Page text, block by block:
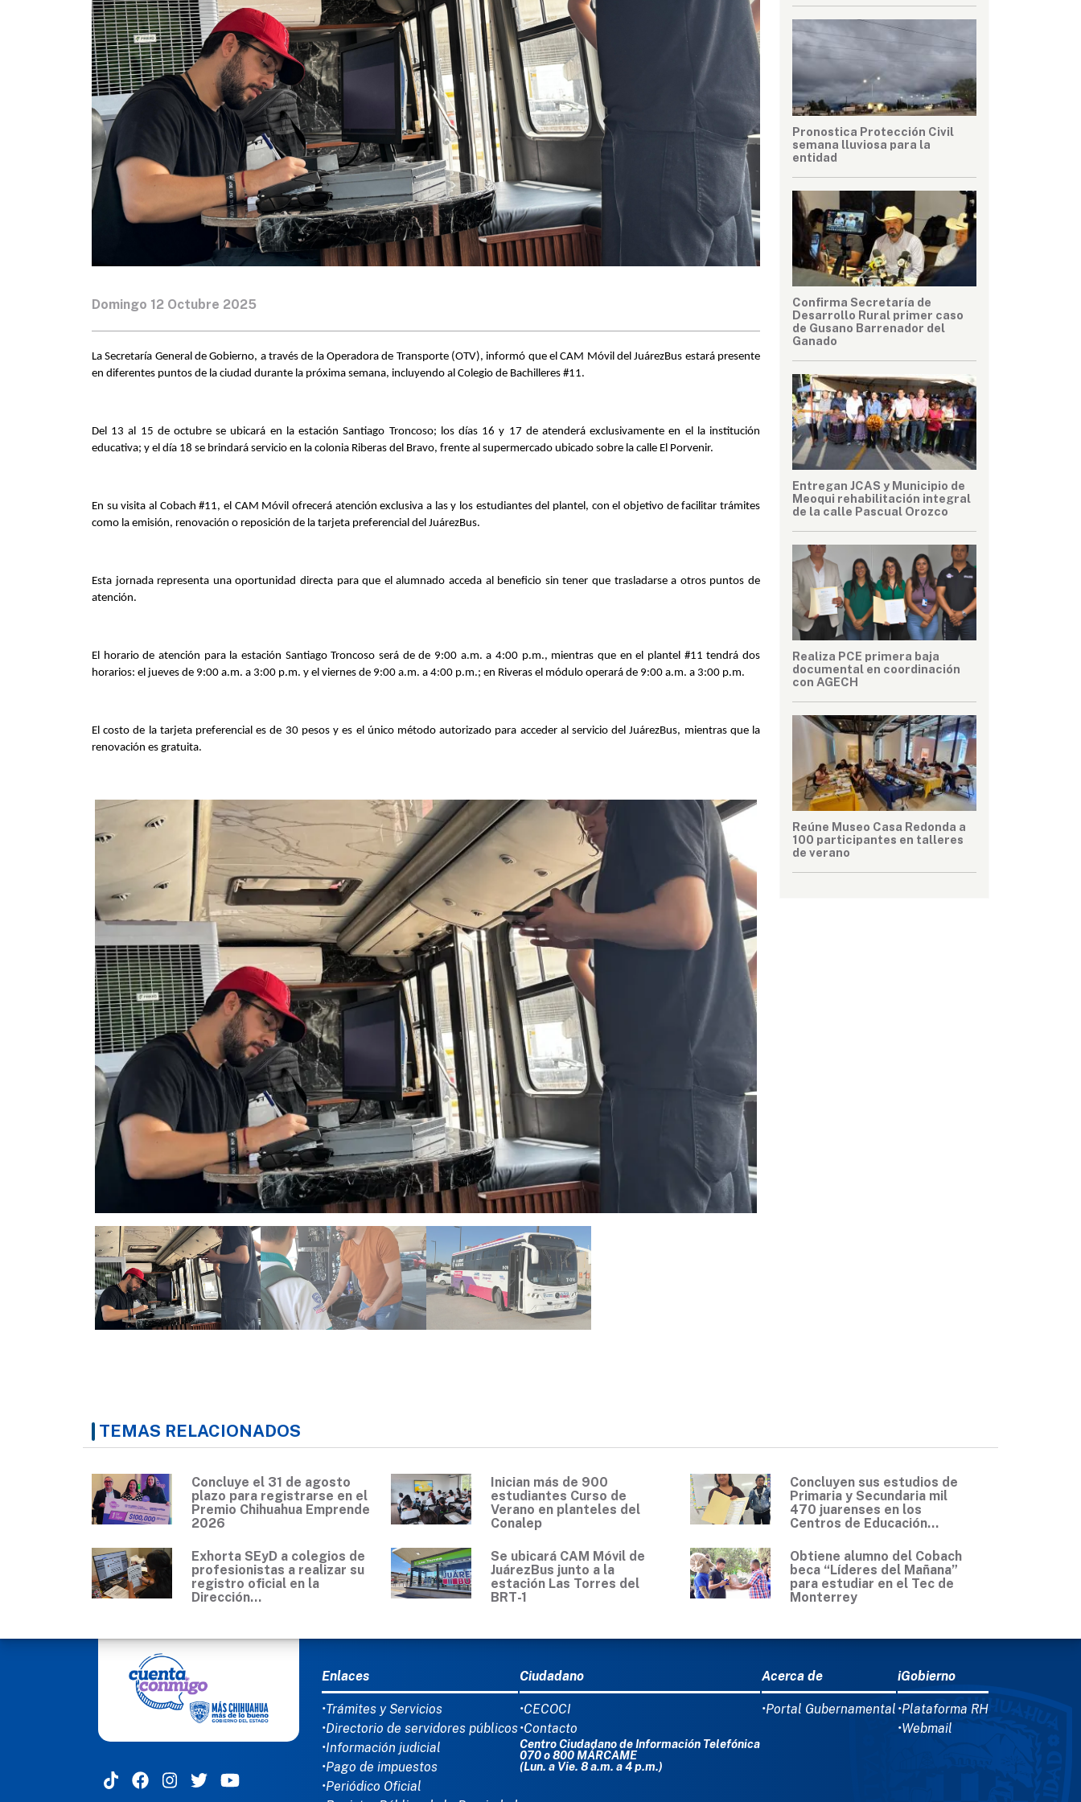
Domingo 12 Octubre 2025
La Secretaría General de Gobierno, a través de la Operadora de Transporte (OTV), informó que el CAM Móvil del JuárezBus estará presente
en diferentes puntos de la ciudad durante la próxima semana, incluyendo al Colegio de Bachilleres #11.
Del 13 al 15 de octubre se ubicará en la estación Santiago Troncoso; los días 16 y 17 de atenderá exclusivamente en el la institución
educativa; y el día 18 se brindará servicio en la colonia Riberas del Bravo, frente al supermercado ubicado sobre la calle El Porvenir.
En su visita al Cobach #11, el CAM Móvil ofrecerá atención exclusiva a las y los estudiantes del plantel, con el objetivo de facilitar trámites
como la emisión, renovación o reposición de la tarjeta preferencial del JuárezBus.
Esta jornada representa una oportunidad directa para que el alumnado acceda al beneficio sin tener que trasladarse a otros puntos de
atención.
El horario de atención para la estación Santiago Troncoso será de de 9:00 a.m. a 4:00 p.m., mientras que en el plantel #11 tendrá dos
horarios: el jueves de 9:00 a.m. a 3:00 p.m. y el viernes de 9:00 a.m. a 4:00 p.m.; en Riveras el módulo operará de 9:00 a.m. a 3:00 p.m.
El costo de la tarjeta preferencial es de 30 pesos y es el único método autorizado para acceder al servicio del JuárezBus, mientras que la
renovación es gratuita.
Pronostica Protección Civil
semana lluviosa para la
entidad
Confirma Secretaría de
Desarrollo Rural primer caso
de Gusano Barrenador del
Ganado
Entregan JCAS y Municipio de
Meoqui rehabilitación integral
de la calle Pascual Orozco
Realiza PCE primera baja
documental en coordinación
con AGECH
Reúne Museo Casa Redonda a
100 participantes en talleres
de verano
TEMAS RELACIONADOS
Concluye el 31 de agosto
plazo para registrarse en el
Premio Chihuahua Emprende
2026
Inician más de 900
estudiantes Curso de
Verano en planteles del
Conalep
Concluyen sus estudios de
Primaria y Secundaria mil
470 juarenses en los
Centros de Educación...
Exhorta SEyD a colegios de
profesionistas a realizar su
registro oficial en la
Dirección...
Se ubicará CAM Móvil de
JuárezBus junto a la
estación Las Torres del
BRT-1
Obtiene alumno del Cobach
beca “Líderes del Mañana”
para estudiar en el Tec de
Monterrey
MENÚ DEL PIE
Enlaces
•Trámites y Servicios
•Directorio de servidores públicos
•Información judicial
•Pago de impuestos
•Periódico Oficial
Ciudadano
•CECOCI
•Contacto
Centro Ciudadano de Información Telefónica
070 o 800 MÁRCAME
(Lun. a Vie. 8 a.m. a 4 p.m.)
Acerca de
•Portal Gubernamental
iGobierno
•Plataforma RH
•Webmail